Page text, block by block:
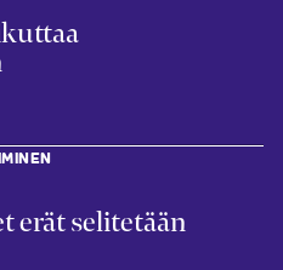
erät selitetään